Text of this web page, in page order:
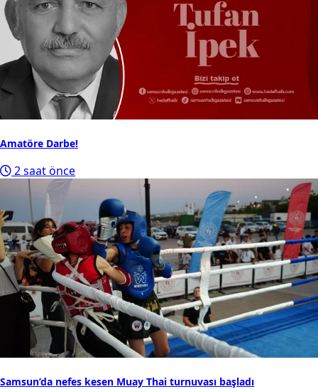
Amatöre Darbe!
2 saat önce
Samsun’da nefes kesen Muay Thai turnuvası başladı